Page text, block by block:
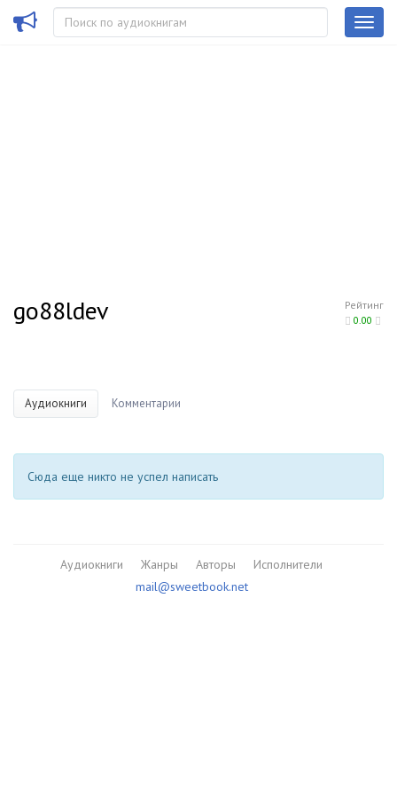
Рейтинг
0.00
go88ldev
Аудиокниги Комментарии
Сюда еще никто не успел написать
Аудиокниги Жанры Авторы
Исполнители
mail@sweetbook.net